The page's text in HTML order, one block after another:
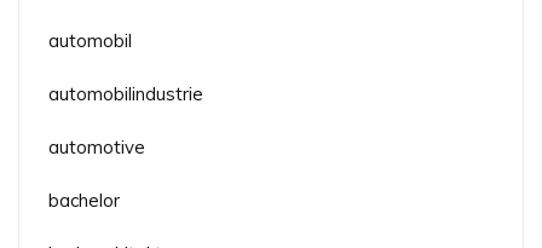
automobil
automobilindustrie
automotive
bachelor